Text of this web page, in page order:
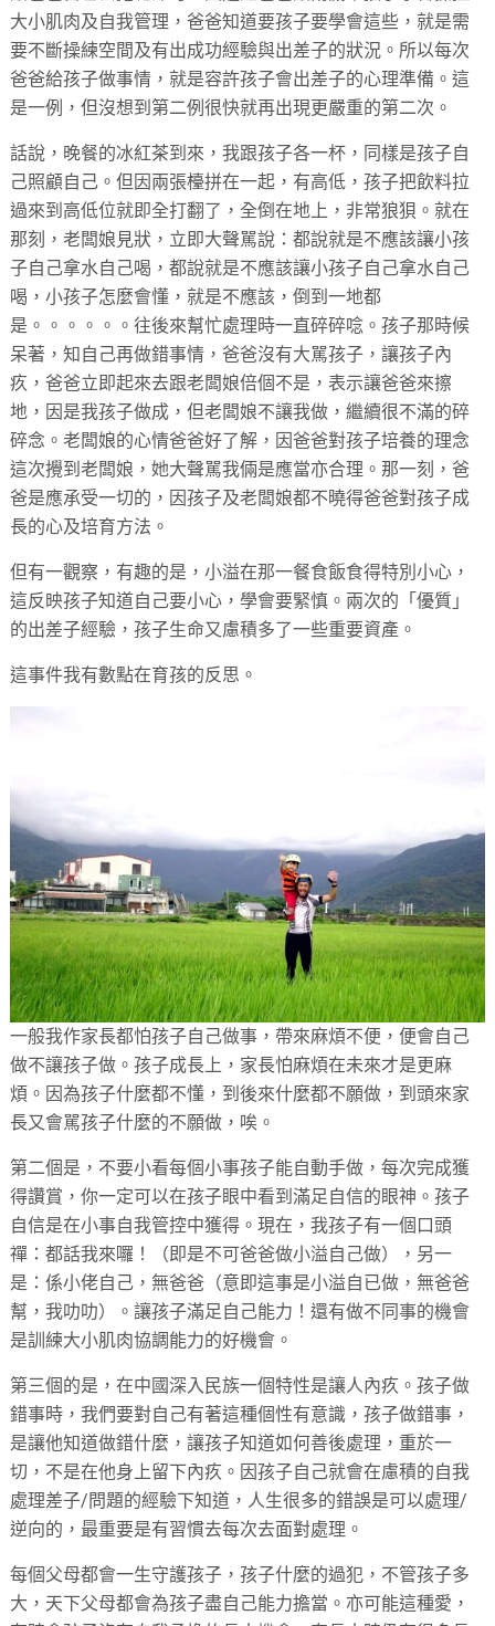
大小肌肉及自我管理，爸爸知道要孩子要學會這些，就是需
要不斷操練空間及有出成功經驗與出差子的狀況。所以每次
爸爸給孩子做事情，就是容許孩子會出差子的心理準備。這
是一例，但沒想到第二例很快就再出現更嚴重的第二次。
話說，晚餐的冰紅茶到來，我跟孩子各一杯，同樣是孩子自
己照顧自己。但因兩張檯拼在一起，有高低，孩子把飲料拉
過來到高低位就即全打翻了，全倒在地上，非常狼狽。就在
那刻，老闆娘見狀，立即大聲駡說：都說就是不應該讓小孩
子自己拿水自己喝，都說就是不應該讓小孩子自己拿水自己
喝，小孩子怎麼會懂，就是不應該，倒到一地都
是。。。。。。往後來幫忙處理時一直碎碎唸。孩子那時候
呆著，知自己再做錯事情，爸爸沒有大駡孩子，讓孩子內
疚，爸爸立即起來去跟老闆娘倍個不是，表示讓爸爸來擦
地，因是我孩子做成，但老闆娘不讓我做，繼續很不滿的碎
碎念。老闆娘的心情爸爸好了解，因爸爸對孩子培養的理念
這次攪到老闆娘，她大聲駡我倆是應當亦合理。那一刻，爸
爸是應承受一切的，因孩子及老闆娘都不曉得爸爸對孩子成
長的心及培育方法。
但有一觀察，有趣的是，小溢在那一餐食飯食得特別小心，
這反映孩子知道自己要小心，學會要緊慎。兩次的「優質」
的出差子經驗，孩子生命又慮積多了一些重要資產。
這事件我有數點在育孩的反思。
一般我作家長都怕孩子自己做事，帶來麻煩不便，便會自己
做不讓孩子做。孩子成長上，家長怕麻煩在未來才是更麻
煩。因為孩子什麼都不懂，到後來什麼都不願做，到頭來家
長又會駡孩子什麼的不願做，唉。
第二個是，不要小看每個小事孩子能自動手做，每次完成獲
得讚賞，你一定可以在孩子眼中看到滿足自信的眼神。孩子
自信是在小事自我管控中獲得。現在，我孩子有一個口頭
禪：都話我來囉！（即是不可爸爸做小溢自己做），另一
是：係小佬自己，無爸爸（意即這事是小溢自已做，無爸爸
幫，我叻叻）。讓孩子滿足自己能力！還有做不同事的機會
是訓練大小肌肉協調能力的好機會。
第三個的是，在中國深入民族一個特性是讓人內疚。孩子做
錯事時，我們要對自己有著這種個性有意識，孩子做錯事，
是讓他知道做錯什麼，讓孩子知道如何善後處理，重於一
切，不是在他身上留下內疚。因孩子自己就會在慮積的自我
處理差子/問題的經驗下知道，人生很多的錯誤是可以處理/
逆向的，最重要是有習慣去每次去面對處理。
每個父母都會一生守護孩子，孩子什麼的過犯，不管孩子多
大，天下父母都會為孩子盡自己能力擔當。亦可能這種愛，